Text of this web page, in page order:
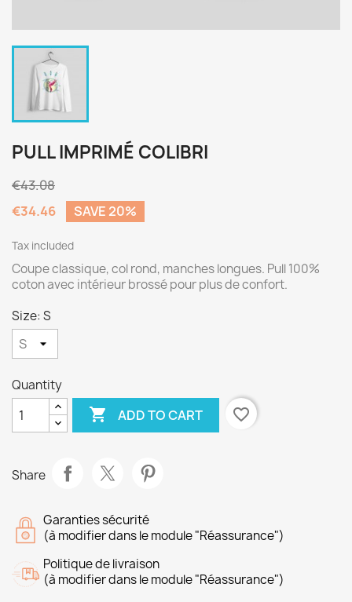
PULL IMPRIMÉ COLIBRI
€43.08
€34.46
SAVE 20%
Tax included
Coupe classique, col rond, manches longues. Pull 100%
coton avec intérieur brossé pour plus de confort.
Size: S
Quantity
 ADD TO CART favorite_border
Share
Garanties sécurité
(à modifier dans le module "Réassurance")
Politique de livraison
(à modifier dans le module "Réassurance")